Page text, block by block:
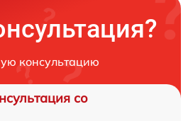
консультацию
со